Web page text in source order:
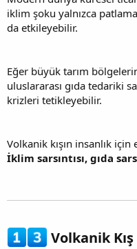
iklim şoku yalnızca
da etkileyebilir.
Eğer büyük tarım
uluslararası gıda tedariki
krizleri tetikleyebilir.
Volkanik kışın insanlık
İklim sarsıntısı, gıda
Volkanik Kış